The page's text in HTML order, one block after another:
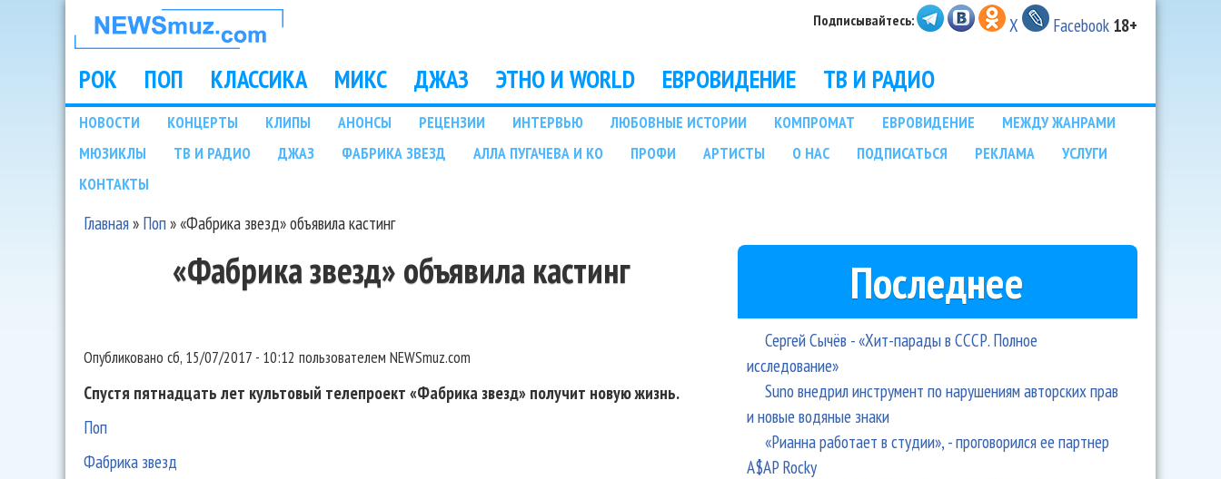
НОВОСТИ
МУЗЫКИ И
ШОУ БИЗНЕСА
NEWSMUZ.COM
Подписывайтесь: X Facebook 18+
Main menu
РОК ПОП КЛАССИКА МИКС ДЖАЗ ЭТНО И WORLD ЕВРОВИДЕНИЕ ТВ И РАДИО
Подразделы
НОВОСТИ КОНЦЕРТЫ КЛИПЫ АНОНСЫ РЕЦЕНЗИИ ИНТЕРВЬЮ ЛЮБОВНЫЕ ИСТОРИИ КОМПРОМАТ ЕВРОВИДЕНИЕ
МЕЖДУ ЖАНРАМИ
МЮЗИКЛЫ
ТВ И РАДИО ДЖАЗ ФАБРИКА ЗВЕЗД АЛЛА ПУГАЧЕВА И КО ПРОФИ АРТИСТЫ О НАС ПОДПИСАТЬСЯ РЕКЛАМА
УСЛУГИ
КОНТАКТЫ
Главная» Поп»«Фабрика звезд» объявила кастинг
«Фабрика звезд» объявила кастинг
Опубликовано сб, 15/07/2017 - 10:12 пользователем NEWSmuz.com
Спустя пятнадцать лет культовый телепроект «Фабрика звезд» получит новую жизнь.
Поп
Фабрика звезд
Последнее
Сергей Сычёв - «Хит-парады в СССР. Полное
исследование»
Suno внедрил инструмент по нарушениям авторских прав
и новые водяные знаки
«Рианна работает в студии», - проговорился ее партнер
A$AP Rocky